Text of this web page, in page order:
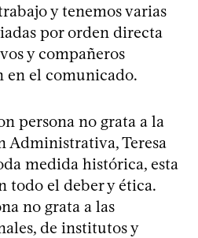
y tenemos varias
por orden directa
y compañeros
en el comunicado.
persona no grata a la
Administrativa, Teresa
medida histórica, esta
todo el deber y ética.
no grata a las
de institutos y